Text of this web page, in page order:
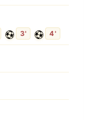
3' 4'